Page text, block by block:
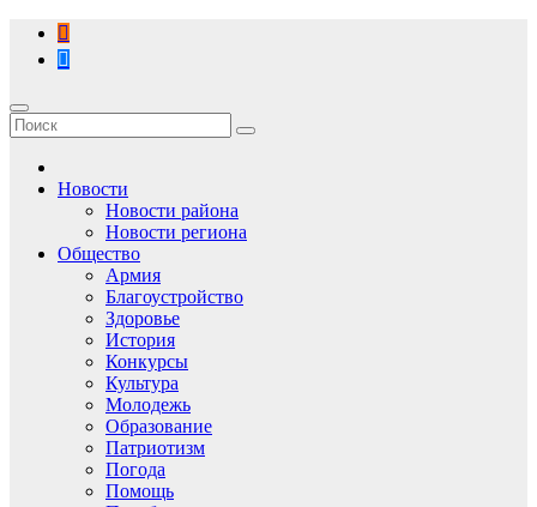
Перейти
содержимому
Новости
Новости района
Новости региона
Общество
Армия
Благоустройство
Здоровье
История
Конкурсы
Культура
Молодежь
Образование
Патриотизм
Погода
Помощь